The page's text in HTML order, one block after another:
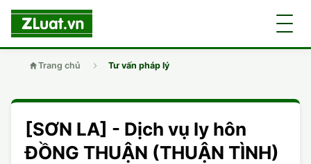
LUẬT SƯ
DÂN SỰ
Trang chủ Tư vấn pháp lý
[SƠN LA] - Dịch vụ ly hôn
ĐỒNG THUẬN (THUẬN TÌNH)